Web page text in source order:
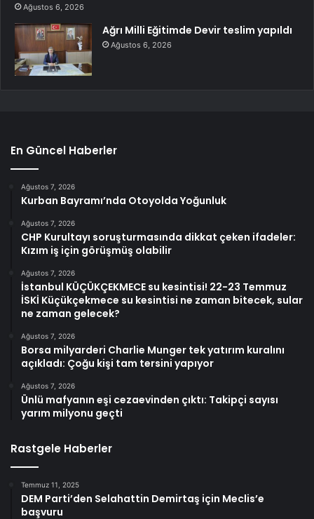
Ağustos 6, 2026
Ağrı Milli Eğitimde Devir teslim yapıldı
Ağustos 6, 2026
En Güncel Haberler
Ağustos 7, 2026
Kurban Bayramı’nda Otoyolda Yoğunluk
Ağustos 7, 2026
CHP Kurultayı soruşturmasında dikkat çeken ifadeler:
Kızım iş için görüşmüş olabilir
Ağustos 7, 2026
İstanbul KÜÇÜKÇEKMECE su kesintisi! 22-23 Temmuz
İSKİ Küçükçekmece su kesintisi ne zaman bitecek, sular
ne zaman gelecek?
Ağustos 7, 2026
Borsa milyarderi Charlie Munger tek yatırım kuralını
açıkladı: Çoğu kişi tam tersini yapıyor
Ağustos 7, 2026
Ünlü mafyanın eşi cezaevinden çıktı: Takipçi sayısı
yarım milyonu geçti
Rastgele Haberler
Temmuz 11, 2025
DEM Parti’den Selahattin Demirtaş için Meclis’e
başvuru